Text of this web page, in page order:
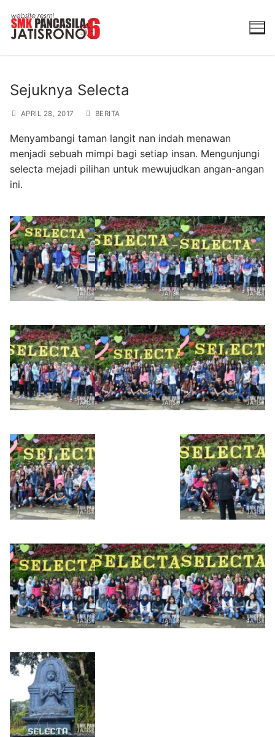
konten
Sejuknya Selecta
APRIL 28, 2017 BERITA
Menyambangi taman langit nan indah menawan
menjadi sebuah mimpi bagi setiap insan. Mengunjungi
selecta mejadi pilihan untuk mewujudkan angan-angan
ini.